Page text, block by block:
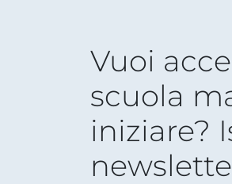
Vuoi
scuola
iniziare?